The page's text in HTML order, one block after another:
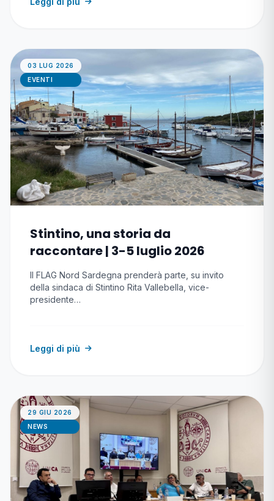
03 LUG 2026
EVENTI
Stintino, una storia da
raccontare | 3-5 luglio 2026
Il FLAG Nord Sardegna prenderà parte, su invito
della sindaca di Stintino Rita Vallebella, vice-
presidente…
Leggi di più
29 GIU 2026
NEWS